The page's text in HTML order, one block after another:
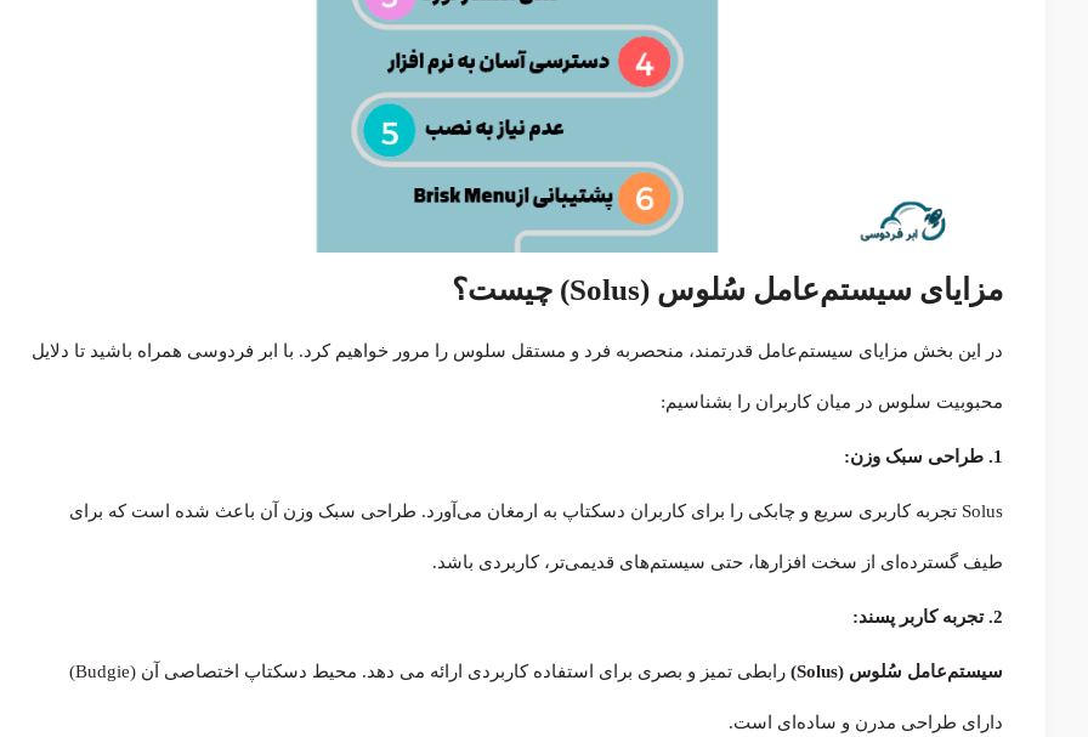
مزایای سیستم‌عامل سُلوس (Solus) چیست؟
در این بخش مزایای سیستم‌عامل قدرتمند، منحصربه فرد و مستقل سلوس را مرور خواهیم کرد. با ابر فردوسی همراه باشید تا دلایل
محبوبیت سلوس در میان کاربران را بشناسیم:
1. طراحی سبک وزن:
Solus تجربه کاربری سریع و چابکی را برای کاربران دسکتاپ به ارمغان می‌آورد. طراحی سبک وزن آن باعث شده است که برای
طیف گسترده‌ای از سخت افزارها، حتی سیستم‌های قدیمی‌تر، کاربردی باشد.
2. تجربه کاربر پسند:
سیستم‌عامل سُلوس (Solus) رابطی تمیز و بصری برای استفاده کاربردی ارائه می دهد. محیط دسکتاپ اختصاصی آن (Budgie)
دارای طراحی مدرن و ساده‌ای است.